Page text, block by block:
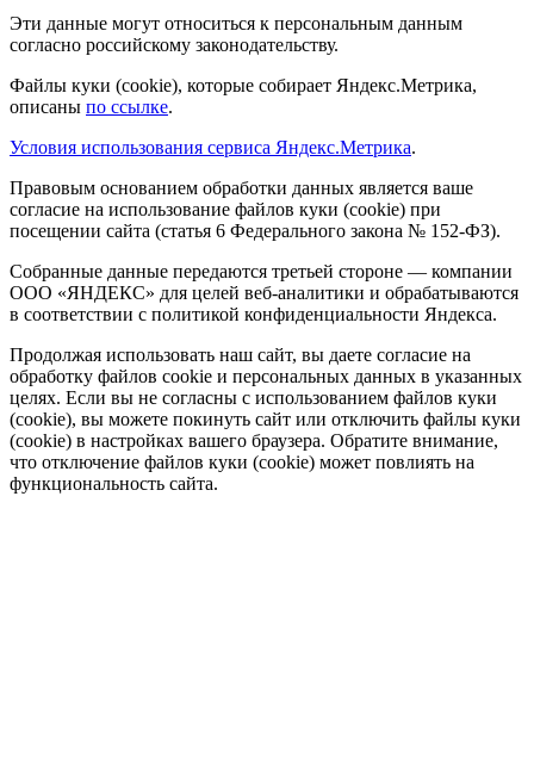
Эти данные могут относиться к персональным данным
согласно российскому законодательству.
Файлы куки (cookie), которые собирает Яндекс.Метрика,
описаны по ссылке.
Условия использования сервиса Яндекс.Метрика.
Правовым основанием обработки данных является ваше
согласие на использование файлов куки (cookie) при
посещении сайта (статья 6 Федерального закона № 152-ФЗ).
Собранные данные передаются третьей стороне — компании
ООО «ЯНДЕКС» для целей веб-аналитики и обрабатываются
в соответствии с политикой конфиденциальности Яндекса.
Продолжая использовать наш сайт, вы даете согласие на
обработку файлов cookie и персональных данных в указанных
целях. Если вы не согласны с использованием файлов куки
(cookie), вы можете покинуть сайт или отключить файлы куки
(cookie) в настройках вашего браузера. Обратите внимание,
что отключение файлов куки (cookie) может повлиять на
функциональность сайта.